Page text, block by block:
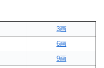
3画
6画
9画